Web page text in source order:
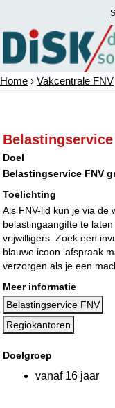
Home › Vakcentrale FNV
Belastingservice
Doel
Belastingservice FNV
Toelichting
Als FNV-lid kun je via de
belastingaangifte te
vrijwilligers. Zoek een
blauwe icoon ‘afspraak
verzorgen als je een
Meer informatie
Belastingservice FNV
Regiokantoren
Doelgroep
vanaf 16 jaar